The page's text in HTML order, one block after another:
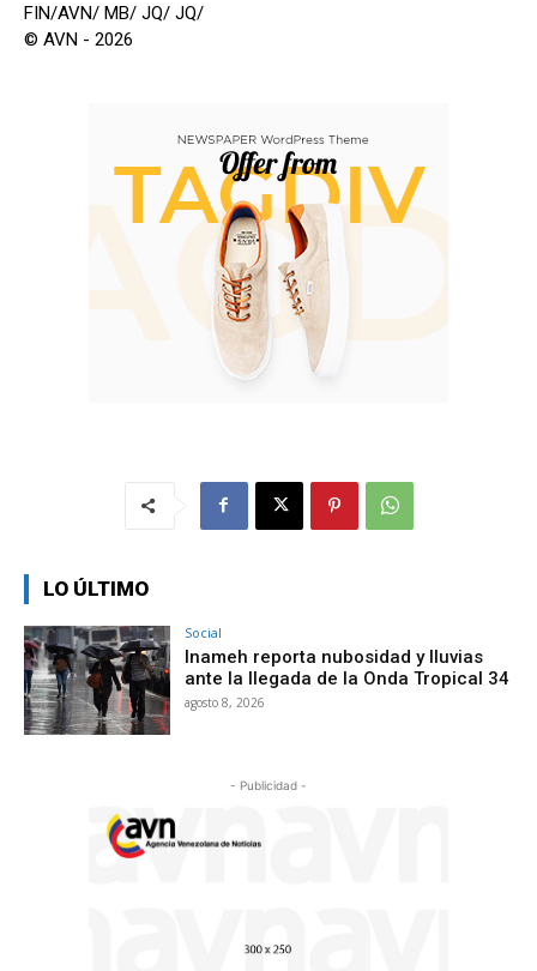
FIN/AVN/ MB/ JQ/ JQ/
© AVN - 2026
LO ÚLTIMO
Social
Inameh reporta nubosidad y lluvias
ante la llegada de la Onda Tropical 34
agosto 8, 2026
- Publicidad -